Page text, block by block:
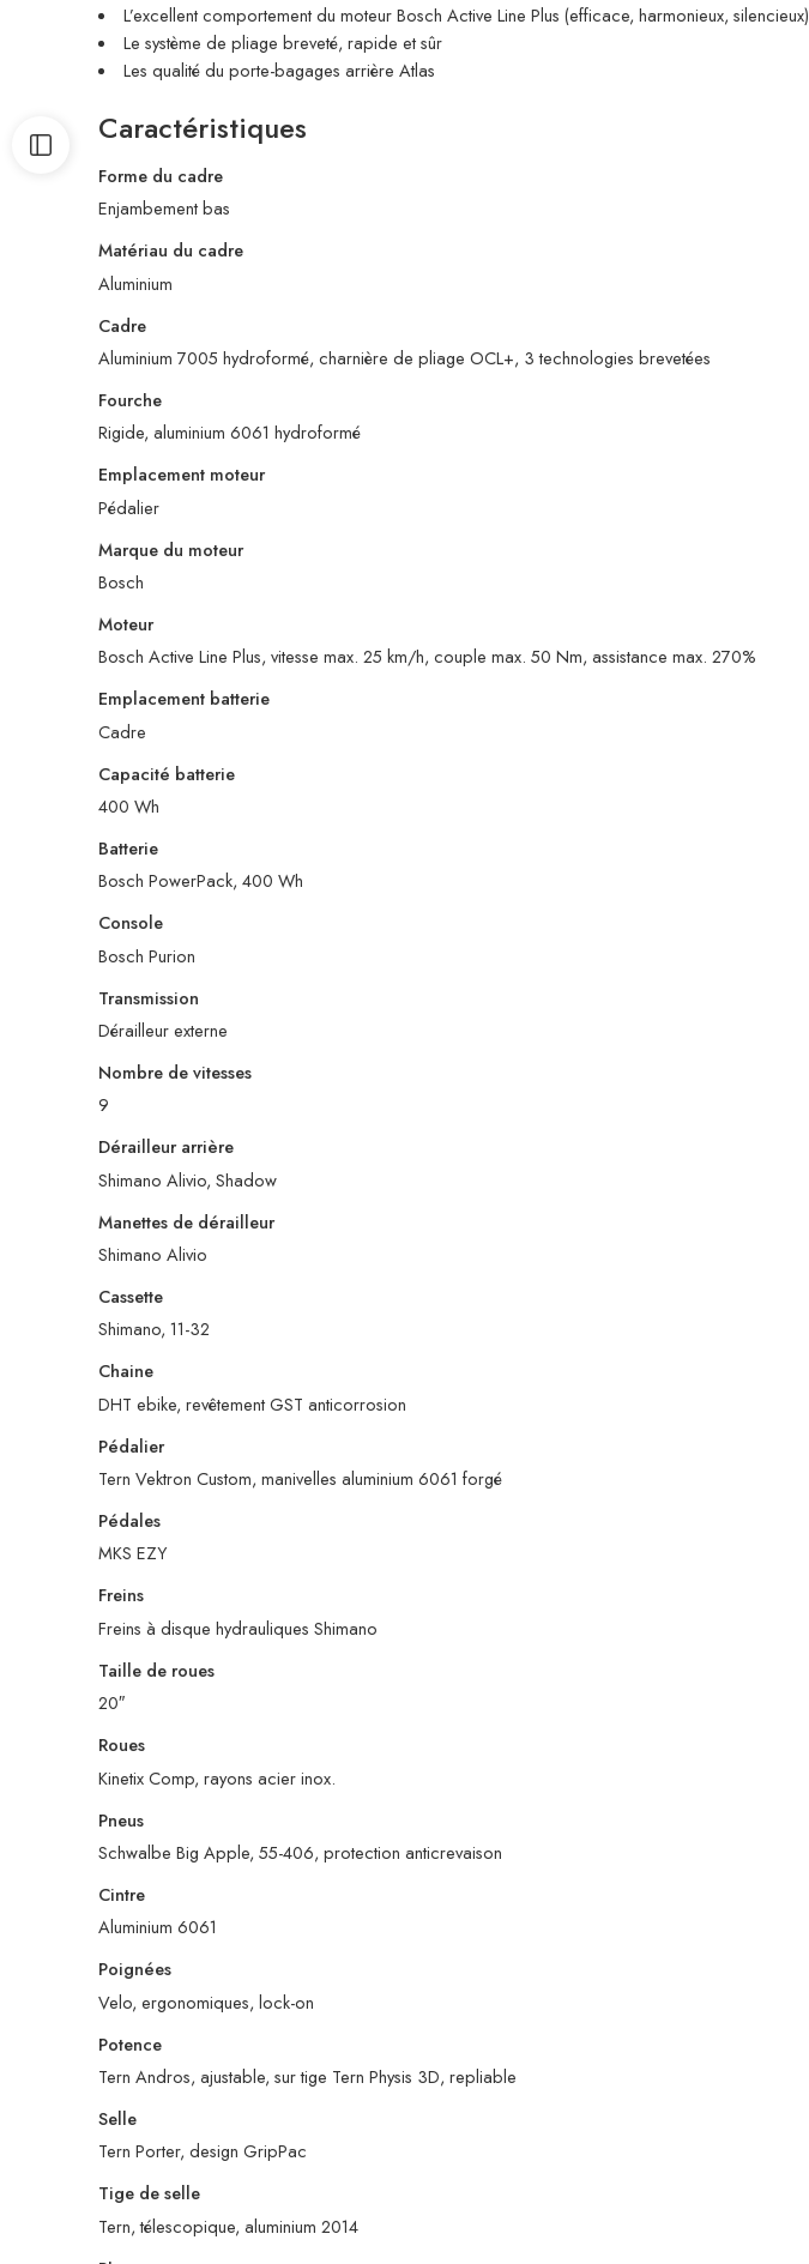
L’excellent comportement du moteur Bosch Active Line Plus (efficace, harmonieux, silencieux)
Le système de pliage breveté, rapide et sûr
Les qualité du porte-bagages arrière Atlas
Caractéristiques
Forme du cadre
Enjambement bas
Matériau du cadre
Aluminium
Cadre
Aluminium 7005 hydroformé, charnière de pliage OCL+, 3 technologies brevetées
Fourche
Rigide, aluminium 6061 hydroformé
Emplacement moteur
Pédalier
Marque du moteur
Bosch
Moteur
Bosch Active Line Plus, vitesse max. 25 km/h, couple max. 50 Nm, assistance max. 270%
Emplacement batterie
Cadre
Capacité batterie
400 Wh
Batterie
Bosch PowerPack, 400 Wh
Console
Bosch Purion
Transmission
Dérailleur externe
Nombre de vitesses
9
Dérailleur arrière
Shimano Alivio, Shadow
Manettes de dérailleur
Shimano Alivio
Cassette
Shimano, 11-32
Chaine
DHT ebike, revêtement GST anticorrosion
Pédalier
Tern Vektron Custom, manivelles aluminium 6061 forgé
Pédales
MKS EZY
Freins
Freins à disque hydrauliques Shimano
Taille de roues
20″
Roues
Kinetix Comp, rayons acier inox.
Pneus
Schwalbe Big Apple, 55-406, protection anticrevaison
Cintre
Aluminium 6061
Poignées
Velo, ergonomiques, lock-on
Potence
Tern Andros, ajustable, sur tige Tern Physis 3D, repliable
Selle
Tern Porter, design GripPac
Tige de selle
Tern, télescopique, aluminium 2014